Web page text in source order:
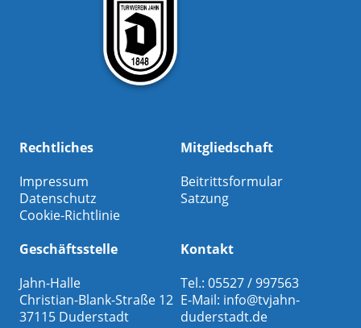
Rechtliches
Impressum
Datenschutz
Cookie-Richtlinie
Mitgliedschaft
Beitrittsformular
Satzung
Geschäftsstelle
Jahn-Halle
Christian-Blank-Straße 12
37115 Duderstadt
Kontakt
Tel.: 05527 / 997563
E-Mail: info@tvjahn-
duderstadt.de